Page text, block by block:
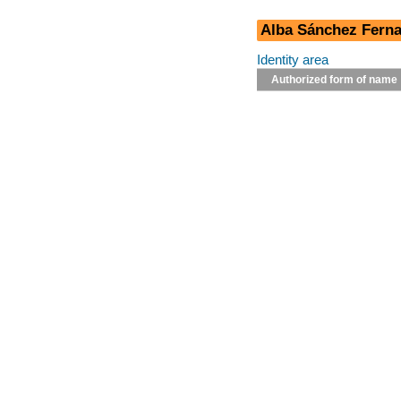
Alba Sánchez
Identity area
Authorized form of name